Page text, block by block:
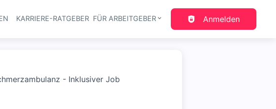
Haupt-Navigation
KARRIERE-RATGEBER FÜR ARBEITGEBER Anmelden
- Inklusiver Job